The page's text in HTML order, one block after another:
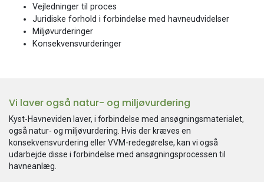
​Vejledninger til proces
​Juridiske forhold i forbindelse med havneudvidelser
​Miljøvurderinger
​Konsekvensvurderinger
Vi laver også natur- og miljøvurdering
Kyst-Havneviden laver, i forbindelse med ansøgningsmaterialet,
også natur- og miljøvurdering. Hvis der kræves en
konsekvensvurdering eller VVM-redegørelse, kan vi også
udarbejde disse i forbindelse med ansøgningsprocessen til
havneanlæg.